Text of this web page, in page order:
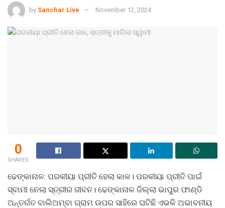
by Sanchar Live November 12, 2024
0
SHARES
ଢେଙ୍କାନାଳ: ପରକୀୟା ପ୍ରୀତି ହେଲା କାଳ। ପରକୀୟା ପ୍ରୀତି ପାଇଁ
ସ୍ବାମୀ ନେଲା ସ୍ତ୍ରୀର ଜୀବନ। ଢେଙ୍କାନାଳ ଜିଲ୍ଲା ଭାପୁର ଫାଣ୍ଡି
ଅନ୍ତର୍ଗତ ବାଲିଅମ୍ବା ଗ୍ରାମ ଉପର ସାହିରେ ଘଟିଛି ଏଭଳି ଅଭାବନୀୟ